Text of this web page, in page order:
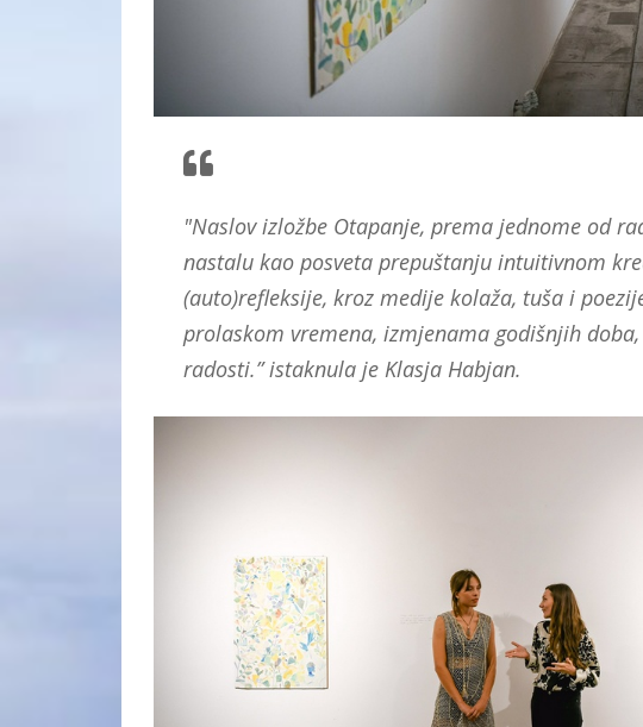
"Naslov izložbe Otapanje, prema jednome od
nastalu kao posveta prepuštanju intuitivnom
(auto)refleksije, kroz medije kolaža, tuša i
prolaskom vremena, izmjenama godišnjih
radosti.” istaknula je Klasja Habjan.